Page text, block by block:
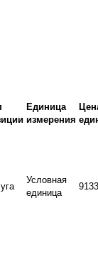
Единица
измерения
Условная
единица